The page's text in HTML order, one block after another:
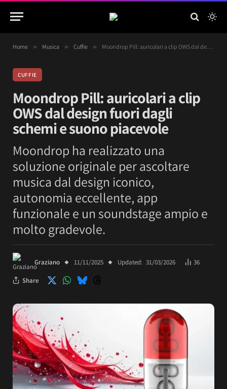
Home » Musica » Cuffie » Moondrop Pill: auricolari a clip OWS dal design fuori dagli schemi e suono piacevole
CUFFIE
Moondrop Pill: auricolari a clip
OWS dal design fuori dagli
schemi e suono piacevole
Moondrop ha realizzato una
soluzione originale per ascoltare
musica dal design iconico,
autonomia eccellente, app
funzionale e un soundstage ampio e
molto gradevole.
Graziano 11/11/2025 Updated: 31/03/2026 36
Share